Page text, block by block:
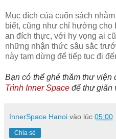
Mục đích của cuốn sách
biết, cũng như chỉ hướng cho
an đích thực, với hy vọng ai
những nhận thức sâu sắc
này tạm dừng để tiếp tục đi
Bạn có thể ghé thăm thư viện
Trình Inner Space để thư giãn
InnerSpace Hanoi vào lúc 05:00
Chia sẻ